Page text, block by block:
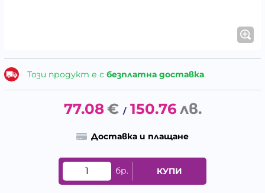
Този продукт е с безплатна доставка.
77.08€ / 150.76 лв.
Доставка и плащане
бр. КУПИ